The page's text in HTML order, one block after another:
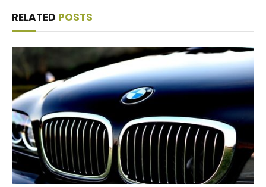
RELATED POSTS